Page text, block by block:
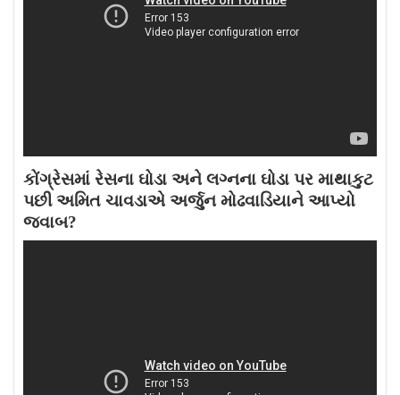
કોંગ્રેસમાં રેસના ઘોડા અને લગ્નના ઘોડા પર માથાકુટ
પછી અમિત ચાવડાએ અર્જુન મોઢવાડિયાને આપ્યો
જવાબ?